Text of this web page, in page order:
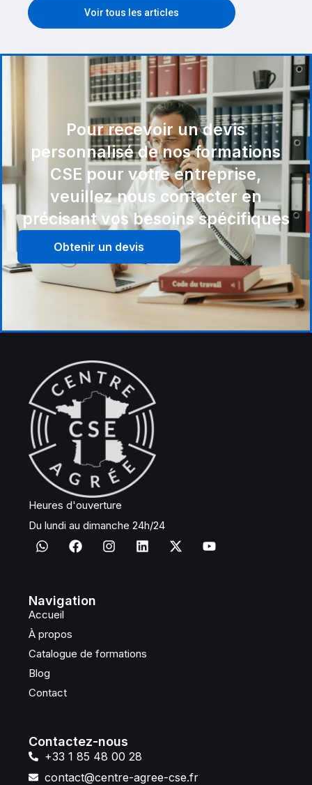
Voir tous les articles
Pour recevoir un devis
personnalisé de nos formations
CSE pour votre entreprise,
veuillez nous contacter en
précisant vos besoins spécifiques
Obtenir un devis
Heures d'ouverture
Du lundi au dimanche 24h/24
Navigation
Accueil
À propos
Catalogue de formations
Blog
Contact
Contactez-nous
+33 1 85 48 00 28
contact@centre-agree-cse.fr